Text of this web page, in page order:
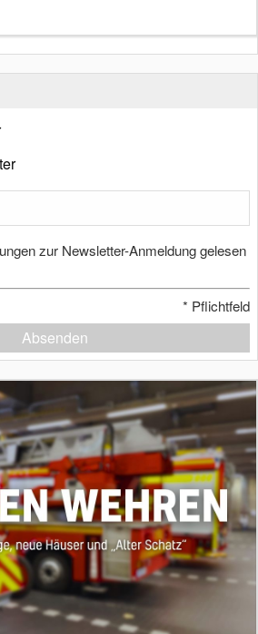
zur Newsletter-Anmeldung gelesen
* Pflichtfeld
Absenden